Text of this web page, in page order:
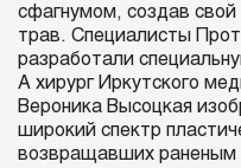
сфагнумом, создав
трав. Специалисты
разработали
А хирург Иркутского
Вероника Высоцкая
широкий спектр
возвращавших раненым